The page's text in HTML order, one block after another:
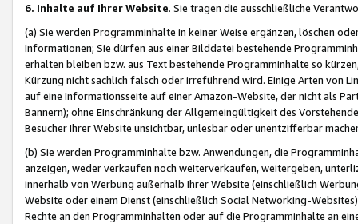
6. Inhalte auf Ihrer Website. Sie tragen die ausschließliche
(a) Sie werden Programminhalte in keiner Weise ergänzen, löschen
Informationen; Sie dürfen aus einer Bilddatei bestehende
erhalten bleiben bzw. aus Text bestehende Programminhalte so
Kürzung nicht sachlich falsch oder irreführend wird. Einige Arten von
auf eine Informationsseite auf einer Amazon-Website, der nicht als
Bannern); ohne Einschränkung der Allgemeingültigkeit des
Besucher Ihrer Website unsichtbar, unlesbar oder unentzifferbar
(b) Sie werden Programminhalte bzw. Anwendungen, die
anzeigen, weder verkaufen noch weiterverkaufen, weitergeben,
innerhalb von Werbung außerhalb Ihrer Website (einschließlich
Website oder einem Dienst (einschließlich Social Networking-
Rechte an den Programminhalten oder auf die Programminhalte an